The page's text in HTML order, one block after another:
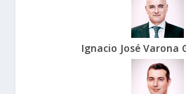
Ignacio José Varona